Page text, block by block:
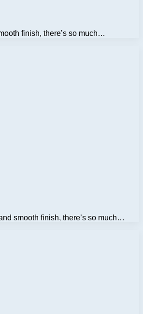
finish, there’s so much…
smooth finish, there’s so much…